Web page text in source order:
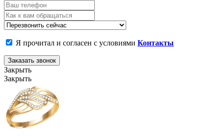
Я прочитал и согласен с условиями Контакты
Заказать звонок
Закрыть
Закрыть